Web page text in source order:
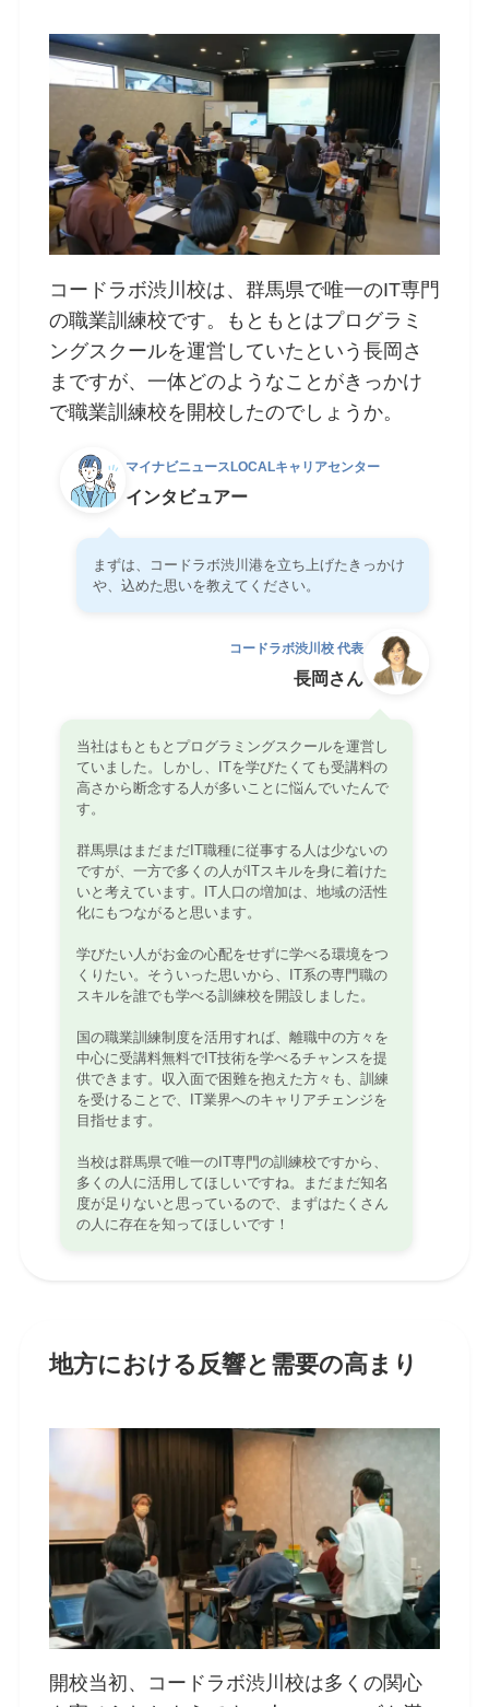
コードラボ渋川校は、群馬県で唯一のIT専門
の職業訓練校です。もともとはプログラミ
ングスクールを運営していたという長岡さ
まですが、一体どのようなことがきっかけ
で職業訓練校を開校したのでしょうか。
マイナビニュースLOCALキャリアセンター
インタビュアー
まずは、コードラボ渋川港を立ち上げたきっかけ
や、込めた思いを教えてください。
コードラボ渋川校 代表
長岡さん
当社はもともとプログラミングスクールを運営し
ていました。しかし、ITを学びたくても受講料の
高さから断念する人が多いことに悩んでいたんで
す。
群馬県はまだまだIT職種に従事する人は少ないの
ですが、一方で多くの人がITスキルを身に着けた
いと考えています。IT人口の増加は、地域の活性
化にもつながると思います。
学びたい人がお金の心配をせずに学べる環境をつ
くりたい。そういった思いから、IT系の専門職の
スキルを誰でも学べる訓練校を開設しました。
国の職業訓練制度を活用すれば、離職中の方々を
中心に受講料無料でIT技術を学べるチャンスを提
供できます。収入面で困難を抱えた方々も、訓練
を受けることで、IT業界へのキャリアチェンジを
目指せます。
当校は群馬県で唯一のIT専門の訓練校ですから、
多くの人に活用してほしいですね。まだまだ知名
度が足りないと思っているので、まずはたくさん
の人に存在を知ってほしいです！
地方における反響と需要の高まり
開校当初、コードラボ渋川校は多くの関心